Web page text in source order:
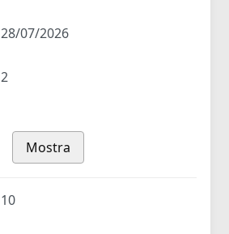
28/07/2026
2
Mostra
10